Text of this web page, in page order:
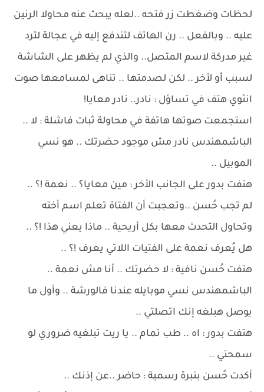
لحظات وضغطت زر فتحه ..لعله يبحث عنه محاولا الرنين
عليه .. وبالفعل .. رن الهاتف لتندفع إليه في عجالة لترد
غير مدركة لاسم المتصل.. والذي لم يظهر على الشاشة
لسبب أو لأخر .. لكن لصدمتها .. تناهى لمسامعها صوت
انثوي هتف في تساؤل : نادر.. نادر معايا!
استجمعت صوتها هاتفة في محاولة ثبات فاشلة : لا ..
الباشمهندس نادر مش موجود حضرتك .. هو نسي
الموبيل ..
هتفت بدور على الجانب الأخر : مين معايا؟ .. نعمة !؟ ..
لم تجب حُسن ..وتعجبت أن الفتاة تعلم اسم أخته
وتحاول التحدث معها بكل أريحية .. ماذا يعني هذا !؟ ..
هل يُعرف نعمة على الفتيات اللاتي يعرف !؟ ..
هتفت حُسن نافية : لا حضرتك .. أنا مش نعمة ..
الباشمهندس نسي موبايله عندنا فالورشة .. وأول ما
يوصل هبلغه إنك اتصلتي ..
هتفت بدور : اه .. طب تمام .. يا ريت تبلغيه ضروري لو
سمحتي ..
أكدت حُسن بنبرة رسمية : حاضر ..عن إذنك ..